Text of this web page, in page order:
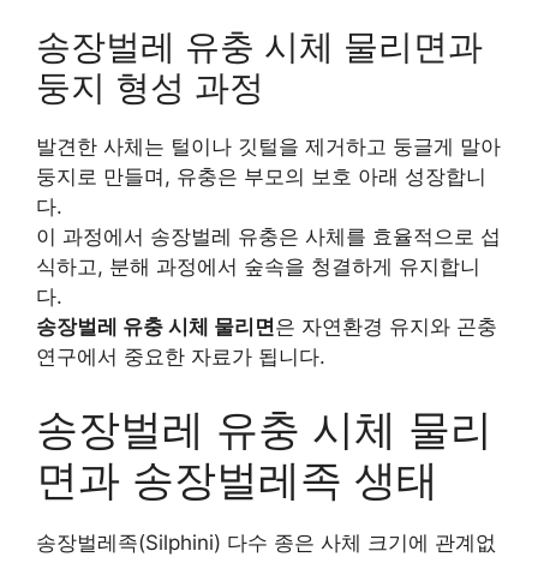
송장벌레 유충 시체 물리면과
둥지 형성 과정
발견한 사체는 털이나 깃털을 제거하고 둥글게 말아
둥지로 만들며, 유충은 부모의 보호 아래 성장합니
다.
이 과정에서 송장벌레 유충은 사체를 효율적으로 섭
식하고, 분해 과정에서 숲속을 청결하게 유지합니
다.
송장벌레 유충 시체 물리면은 자연환경 유지와 곤충
연구에서 중요한 자료가 됩니다.
송장벌레 유충 시체 물리
면과 송장벌레족 생태
송장벌레족(Silphini) 다수 종은 사체 크기에 관계없